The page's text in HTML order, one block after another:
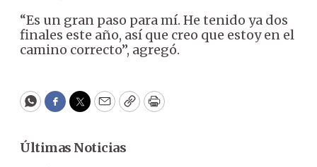
“Es un gran paso para mí. He tenido ya dos
finales este año, así que creo que estoy en el
camino correcto”, agregó.
WhatsApp
Facebook
Twitter
EmailCopyPrint
Últimas Noticias